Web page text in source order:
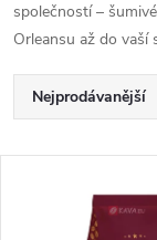
společností –
Orleansu až do vaší
Ř
a
Nejprodávanější
Abecedně